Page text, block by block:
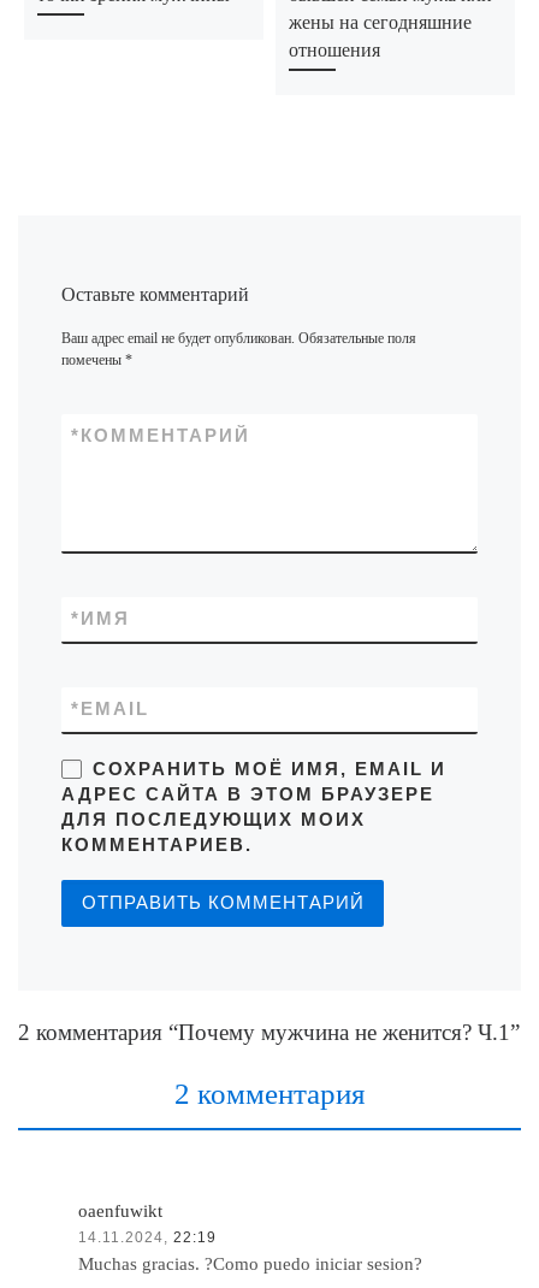
жены на сегодняшние
отношения
Оставьте комментарий
Ваш адрес email не будет опубликован. Обязательные поля
помечены*
КОММЕНТАРИЙ
*
ИМЯ
*
EMAIL
*
СОХРАНИТЬ МОЁ ИМЯ, EMAIL И
АДРЕС САЙТА В ЭТОМ БРАУЗЕРЕ
ДЛЯ ПОСЛЕДУЮЩИХ МОИХ
КОММЕНТАРИЕВ.
2 комментария “Почему мужчина не женится? Ч.1”
2 комментария
oaenfuwikt
14.11.2024, 22:19
Muchas gracias. ?Como puedo iniciar sesion?